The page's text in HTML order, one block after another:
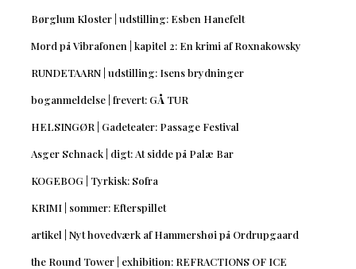
Børglum Kloster | udstilling: Esben Hanefelt
Mord på Vibrafonen | kapitel 2: En krimi af Roxnakowsky
RUNDETAARN | udstilling: Isens brydninger
boganmeldelse | frevert: GÅ TUR
HELSINGØR | Gadeteater: Passage Festival
Asger Schnack | digt: At sidde på Palæ Bar
KOGEBOG | Tyrkisk: Sofra
KRIMI | sommer: Efterspillet
artikel | Nyt hovedværk af Hammershøi på Ordrupgaard
the Round Tower | exhibition: REFRACTIONS OF ICE